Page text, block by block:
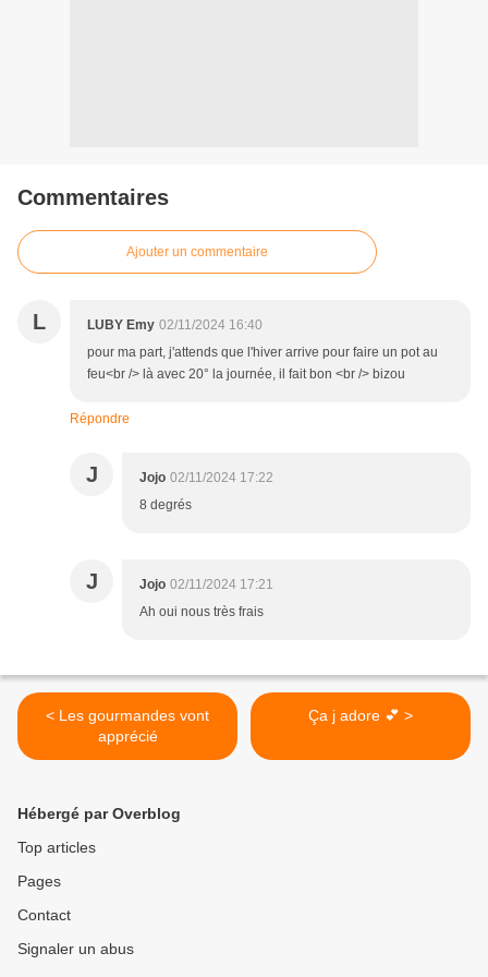
Commentaires
Ajouter un commentaire
L LUBY Emy 02/11/2024 16:40
pour ma part, j'attends que l'hiver arrive pour faire un pot au
feu<br /> là avec 20° la journée, il fait bon <br /> bizou
Répondre
J Jojo 02/11/2024 17:22
8 degrés
J Jojo 02/11/2024 17:21
Ah oui nous très frais
< Les gourmandes vont
apprécié
Ça j adore 💕 >
Hébergé par Overblog
Top articles
Pages
Contact
Signaler un abus